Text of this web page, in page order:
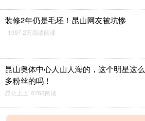
装修2年仍是毛坯！昆山网友被坑惨
1997.2万阅读阅读
昆山奥体中心人山人海的，这个明星这么
多粉丝的吗！
昆仑上上 6763阅读